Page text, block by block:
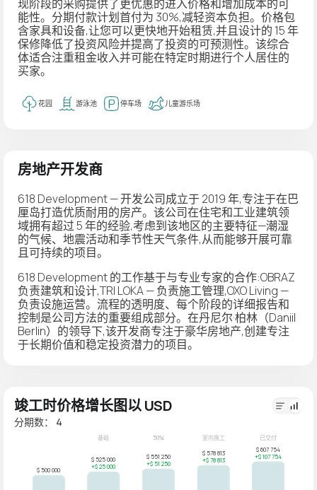
现阶段的采购提供了更优惠的进入价格和增加成本的可
能性。分期付款计划首付为 30%,减轻资本负担。价格包
含家具和设备,让您可以更快地开始租赁,并且设计的 15 年
保修降低了投资风险并提高了投资的可预测性。该综合
体适合注重租金收入并可能在特定时期进行个人居住的
买家。
花园 游泳池 停车场 儿童游乐场
房地产开发商
618 Development — 开发公司成立于 2019 年,专注于在巴
厘岛打造优质耐用的房产。该公司在住宅和工业建筑领
域拥有超过 5 年的经验,考虑到该地区的主要特征—潮湿
的气候、地震活动和季节性天气条件,从而能够开展可靠
且可持续的项目。
618 Development 的工作基于与专业专家的合作:OBRAZ
负责建筑和设计,TRI LOKA — 负责施工管理,OXO Living —
负责设施运营。流程的透明度、每个阶段的详细报告和
控制是公司方法的重要组成部分。在丹尼尔·柏林（Daniil
Berlin）的领导下,该开发商专注于豪华房地产,创建专注
于长期价值和稳定投资潜力的项目。
竣工时价格增长图以 USD
分期数： 4